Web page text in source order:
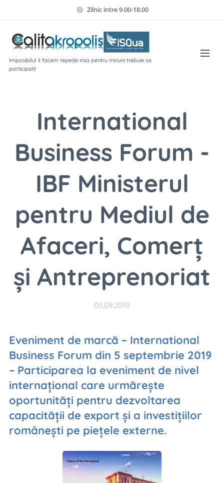
Zilnic intre 9.00-18.00
Imposibilul il facem repede insa pentru minuni trebuie sa
participati!
International
Business Forum -
IBF Ministerul
pentru Mediul de
Afaceri, Comerț
și Antreprenoriat
05.09.2019
Eveniment de marcă – International
Business Forum din 5 septembrie 2019
– Participarea la eveniment de nivel
internațional care urmărește
oportunități pentru dezvoltarea
capacității de export și a investițiilor
românești pe piețele externe.